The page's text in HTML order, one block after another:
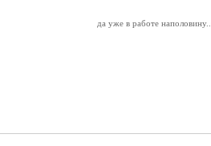
да уже в работе